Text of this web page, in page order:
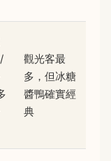
觀光客最
多，但冰糖
醬鴨確實經
典